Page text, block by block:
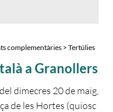
complementàries > Tertúlies
a Granollers
dimecres 20 de maig,
de les Hortes (quiosc